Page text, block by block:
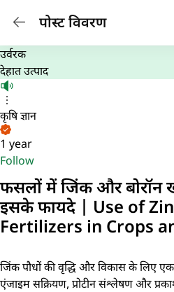
पोस्ट विवरण
उर्वरक
देहात उत्पाद
कृषि ज्ञान
1 year
Follow
फसलों में जिंक और बोरॉन
इसके फायदे | Use of
Fertilizers in Crops
जिंक पौधों की वृद्धि और विकास के लिए
एंजाइम सक्रियण, प्रोटीन संश्लेषण और